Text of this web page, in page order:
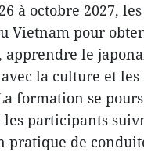
à octobre 2027,
Vietnam pour
apprendre le
la culture et les
formation se
les participants
pratique de